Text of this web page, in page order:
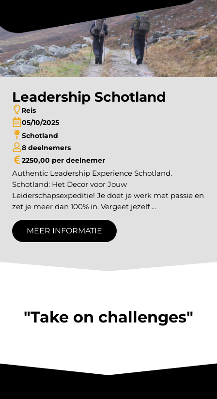
Leadership Schotland
Reis
05 10 2025
Schotland
8 deelnemers
2250,00 per deelnemer
Authentic Leadership Experience Schotland.
Schotland: Het Decor voor Jouw
Leiderschapsexpeditie! Je doet je werk met passie en
zet je meer dan 100% in. Vergeet jezelf ...
MEER INFORMATIE
"Take on challenges"